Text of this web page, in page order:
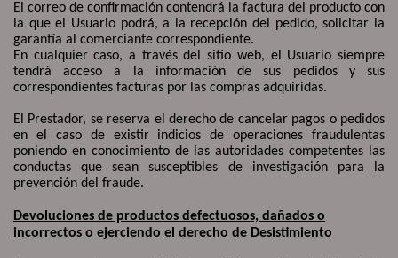
El correo de confirmación contendrá la factura del producto con
la que el Usuario podrá, a la recepción del pedido, solicitar la
garantía al comerciante correspondiente.
En cualquier caso, a través del sitio web, el Usuario siempre
tendrá acceso a la información de sus pedidos y sus
correspondientes facturas por las compras adquiridas.
El Prestador, se reserva el derecho de cancelar pagos o pedidos
en el caso de existir indicios de operaciones fraudulentas
poniendo en conocimiento de las autoridades competentes las
conductas que sean susceptibles de investigación para la
prevención del fraude.
Devoluciones de productos defectuosos, dañados o
incorrectos o ejerciendo el derecho de Desistimiento